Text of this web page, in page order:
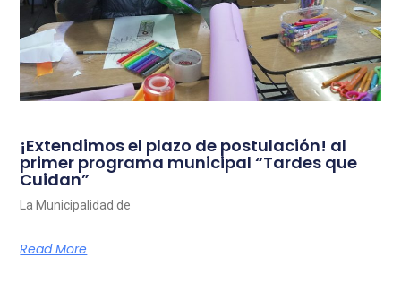
¡Extendimos el plazo de postulación! al
primer programa municipal “Tardes que
Cuidan”
La Municipalidad de
Read More